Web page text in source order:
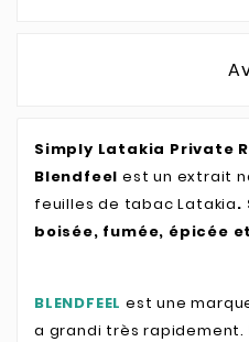
Simply Latakia Private
Blendfeel est un extrait
feuilles de tabac Latakia.
boisée, fumée, épicée
BLENDFEEL est une
a grandi très rapidement.